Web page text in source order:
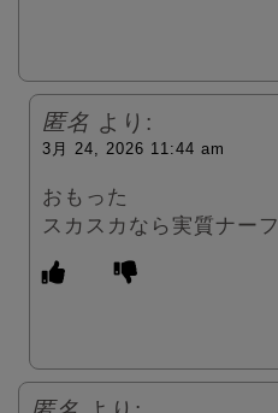
匿名 より:
3月 24, 2026 11:44 am
おもった
スカスカなら実質ナーフ